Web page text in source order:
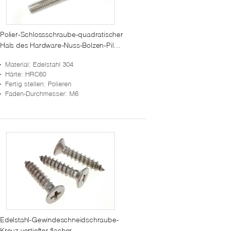
Polier-Schlossschraube-quadratischer
Hals des Hardware-Nuss-Bolzen-Pilz-
Material: Edelstahl 304
Härte: HRC60
Fertig stellen: Polieren
Faden-Durchmesser: M6
Edelstahl-Gewindeschneidschraube-